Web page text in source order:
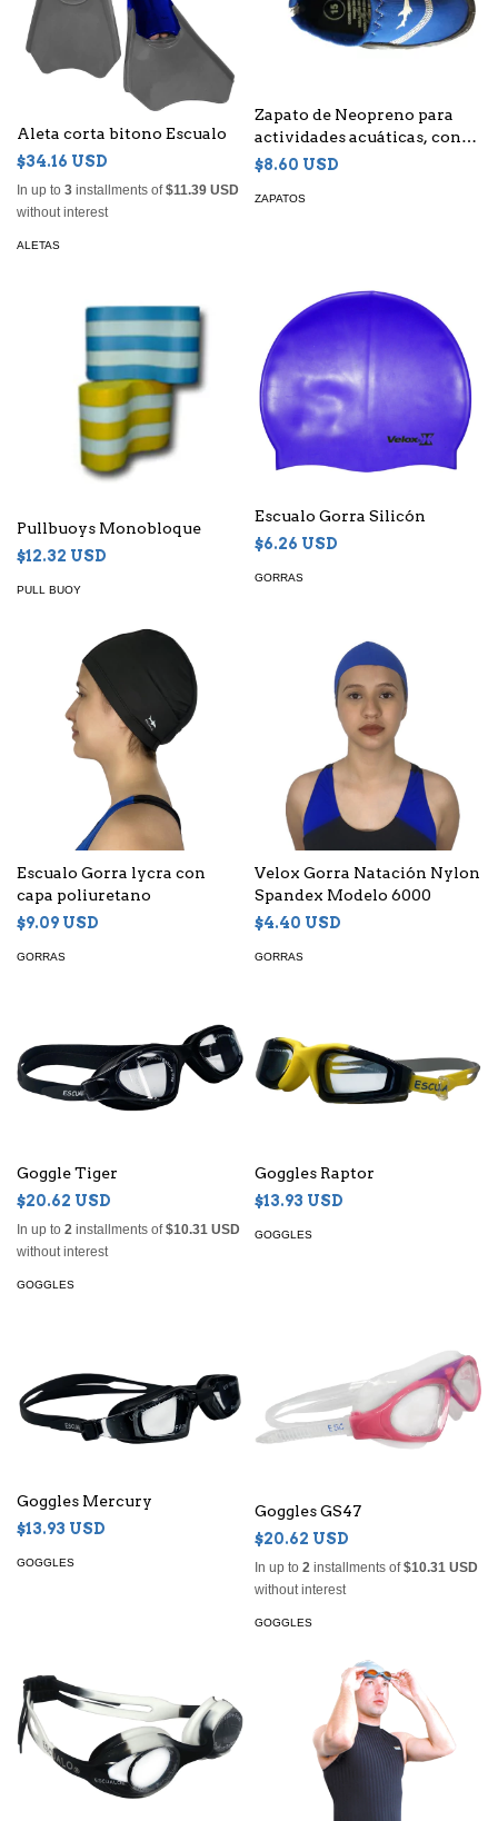
Aleta corta bitono Escualo
$34.16 USD
In up to 3 installments of$11.39 USD
without interest
ALETAS
Zapato de Neopreno para
actividades acuáticas, con
suela 100% flexible
$8.60 USD
ZAPATOS
Pullbuoys Monobloque
$12.32 USD
PULL BUOY
Escualo Gorra Silicón
$6.26 USD
GORRAS
Escualo Gorra lycra con
capa poliuretano
$9.09 USD
GORRAS
Velox Gorra Natación Nylon
Spandex Modelo 6000
$4.40 USD
GORRAS
Goggle Tiger
$20.62 USD
In up to 2 installments of$10.31 USD
without interest
GOGGLES
Goggles Raptor
$13.93 USD
GOGGLES
Goggles Mercury
$13.93 USD
GOGGLES
Goggles GS47
$20.62 USD
In up to 2 installments of$10.31 USD
without interest
GOGGLES